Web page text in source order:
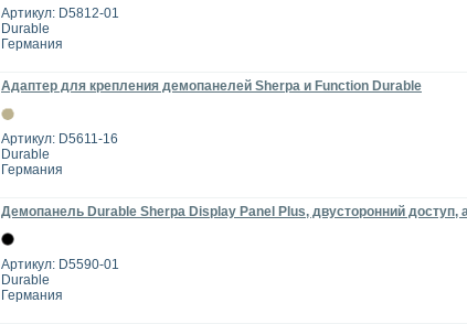
Артикул: D5812-01
Durable
Германия
Адаптер для крепления демопанелей Sherpa и Function Durable
Артикул: D5611-16
Durable
Германия
Демопанель Durable Sherpa Display Panel Plus, двусторонний доступ,
Артикул: D5590-01
Durable
Германия